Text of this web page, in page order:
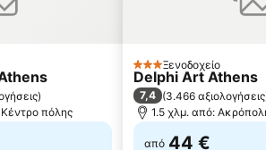
)
πόλης
3 ΑστέριαΞενοδοχείο
Delphi Art Athens
7,4 (3.466 αξιολογήσεις
1.5 χλμ. από:
από 44 €